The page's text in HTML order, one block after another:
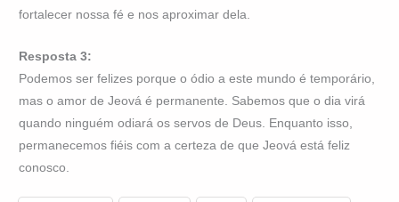
fortalecer nossa fé e nos aproximar dela.
Resposta 3:
Podemos ser felizes porque o ódio a este mundo é temporário,
mas o amor de Jeová é permanente. Sabemos que o dia virá
quando ninguém odiará os servos de Deus. Enquanto isso,
permanecemos fiéis com a certeza de que Jeová está feliz
conosco.